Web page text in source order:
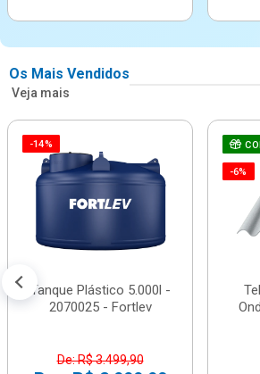
Os Mais Vendidos
Veja mais
-14%
Tanque Plástico 5.000l -
2070025 - Fortlev
De: R$ 3.499,90
-6%